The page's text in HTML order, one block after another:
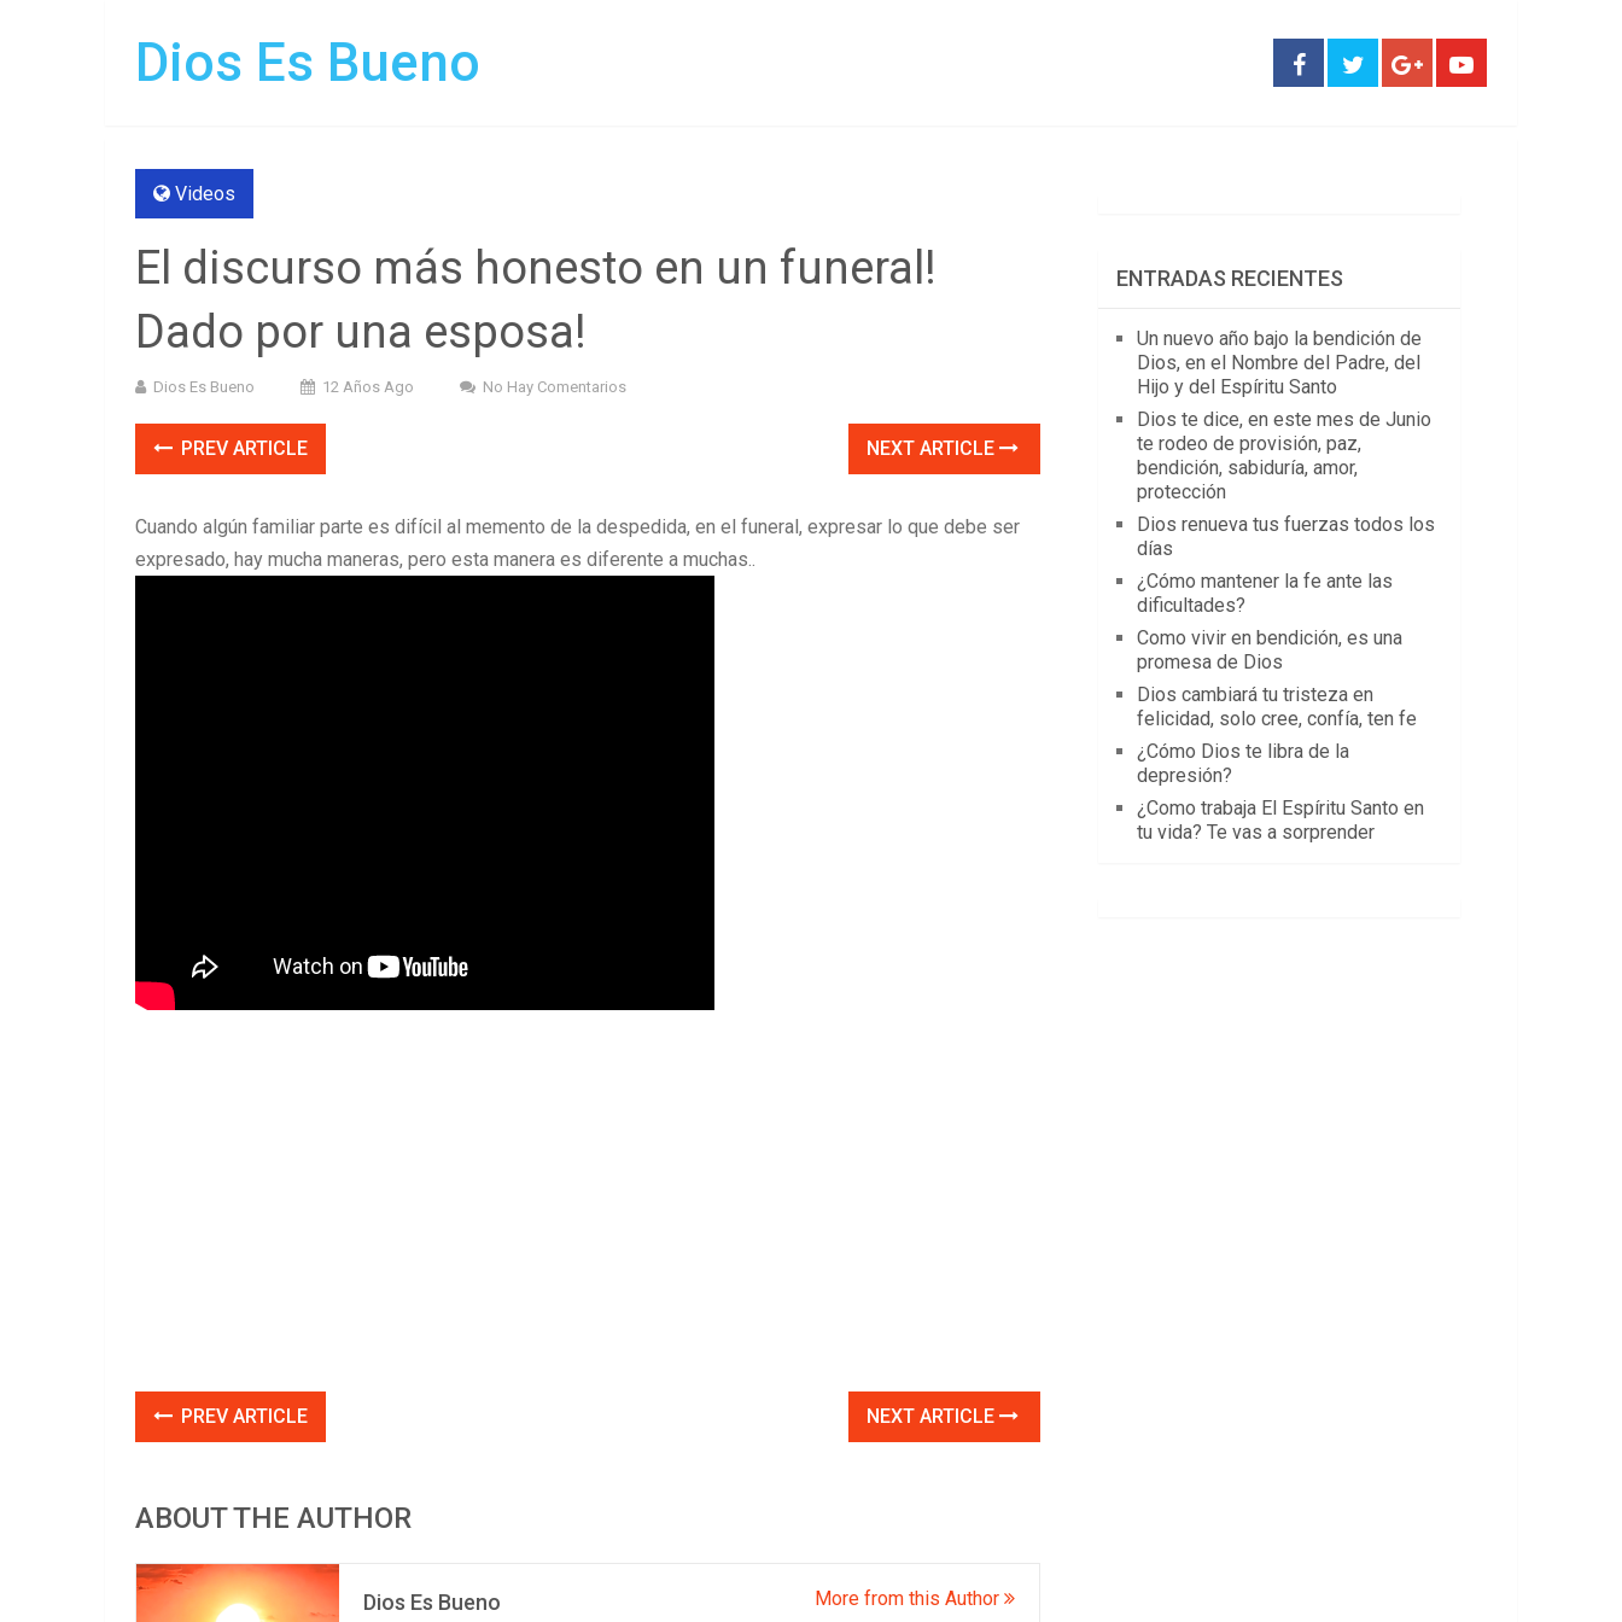
Dios Es Bueno
Videos
El discurso más honesto en un funeral!
Dado por una esposa!
Dios Es Bueno 12 Años Ago No Hay Comentarios
PREV ARTICLE NEXT ARTICLE
Cuando algún familiar parte es difícil al memento de la despedida, en el funeral, expresar lo que debe ser
expresado, hay mucha maneras, pero esta manera es diferente a muchas..
PREV ARTICLE NEXT ARTICLE
ABOUT THE AUTHOR
Dios Es Bueno More from this Author
ENTRADAS RECIENTES
Un nuevo año bajo la bendición de
Dios, en el Nombre del Padre, del
Hijo y del Espíritu Santo
Dios te dice, en este mes de Junio
te rodeo de provisión, paz,
bendición, sabiduría, amor,
protección
Dios renueva tus fuerzas todos los
días
¿Cómo mantener la fe ante las
dificultades?
Como vivir en bendición, es una
promesa de Dios
Dios cambiará tu tristeza en
felicidad, solo cree, confía, ten fe
¿Cómo Dios te libra de la
depresión?
¿Como trabaja El Espíritu Santo en
tu vida? Te vas a sorprender